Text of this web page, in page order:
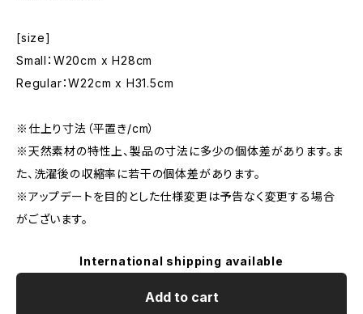
[size]
Small：W20cm x H28cm
Regular：W22cm x H31.5cm
※仕上り寸法（平置き/cm）
※天然素材の特性上、製品の寸法に多少の個体差があります。ま
た、洗濯後の収縮率に若干の個体差があります。
※アップデートを目的とした仕様変更は予告なく変更する場合
がございます。
International shipping available
Add to cart